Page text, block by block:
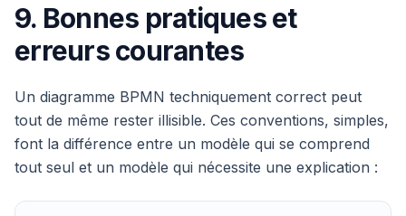
9. Bonnes pratiques et
erreurs courantes
Un diagramme BPMN techniquement correct peut
tout de même rester illisible. Ces conventions, simples,
font la différence entre un modèle qui se comprend
tout seul et un modèle qui nécessite une explication :